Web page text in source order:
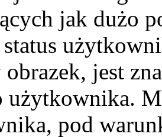
jak dużo
jest
użytkownika.
pod